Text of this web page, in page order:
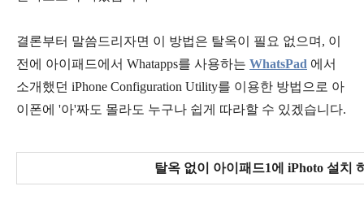
결론부터 말씀드리자면 이 방법은 탈옥이 필요 없으며, 이
전에 아이패드에서 Whatapps를 사용하는 WhatsPad 에서
소개했던 iPhone Configuration Utility를 이용한 방법으로 아
이폰에 '아'짜도 몰라도 누구나 쉽게 따라할 수 있겠습니다.
탈옥 없이 아이패드1에 iPhoto 설치